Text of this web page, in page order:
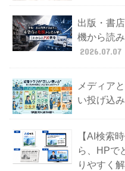
出版・書
機から読
2026.07.07
メディア
い投げ込
【AI検索
ら、HPで
りやすく